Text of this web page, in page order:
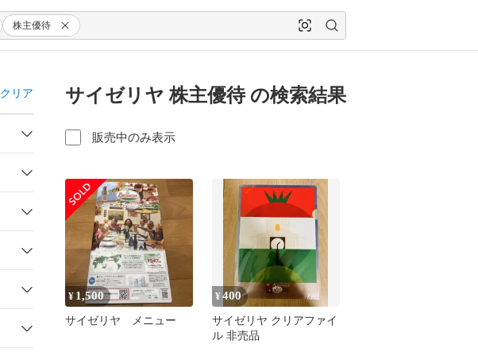
株主優待
クリア サイゼリヤ 株主優待 の検索結果
販売中のみ表示
¥ 1,500
サイゼリヤ メニュー
¥400
サイゼリヤ クリアファイ
ル 非売品